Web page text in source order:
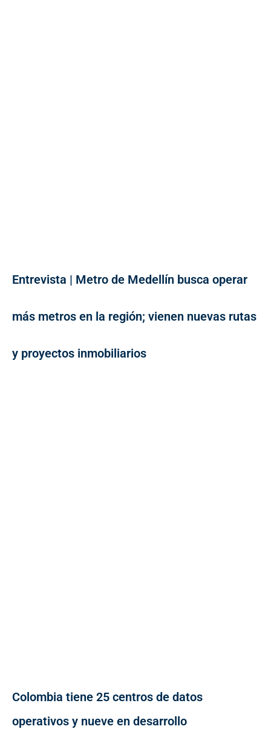
Entrevista | Metro de Medellín busca operar
más metros en la región; vienen nuevas rutas
y proyectos inmobiliarios
Colombia tiene 25 centros de datos
operativos y nueve en desarrollo